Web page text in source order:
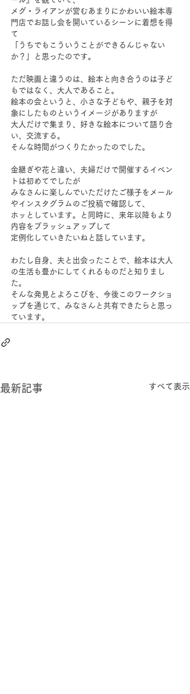
メグ・ライアンが営むあまりにかわいい絵本専
門店でお話し会を開いているシーンに着想を得
て
「うちでもこういうことができるんじゃない
か？」と思ったのです。
ただ映画と違うのは、絵本と向き合うのは子ど
もではなく、大人であること。
絵本の会というと、小さな子どもや、親子を対
象にしたものというイメージがありますが
大人だけで集まり、好きな絵本について語り合
い、交流する。
そんな時間がつくりたかったのでした。
金継ぎや花と違い、夫婦だけで開催するイベン
トは初めてでしたが
みなさんに楽しんでいただけたご様子をメール
やインスタグラムのご投稿で確認して、
ホッとしています。と同時に、来年以降もより
内容をブラッシュアップして
定例化していきたいねと話しています。
わたし自身、夫と出会ったことで、絵本は大人
の生活も豊かにしてくれるものだと知りまし
た。
そんな発見とよろこびを、今後このワークショ
ップを通じて、みなさんと共有できたらと思っ
ています。
最新記事 すべて表示